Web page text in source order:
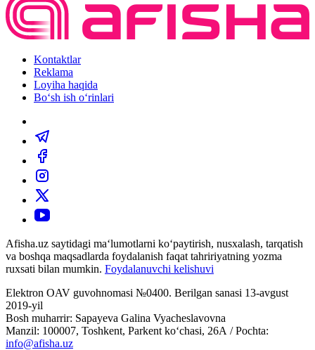
Kontaktlar
Reklama
Loyiha haqida
Bo‘sh ish o‘rinlari
Afisha.uz saytidagi ma‘lumotlarni ko‘paytirish, nusxalash, tarqatish
va boshqa maqsadlarda foydalanish faqat tahririyatning yozma
ruxsati bilan mumkin. Foydalanuvchi kelishuvi
Elektron OAV guvohnomasi №0400. Berilgan sanasi 13-avgust
2019-yil
Bosh muharrir: Sapayeva Galina Vyacheslavovna
Manzil: 100007, Toshkent, Parkent ko‘chasi, 26А / Pochta:
info@afisha.uz